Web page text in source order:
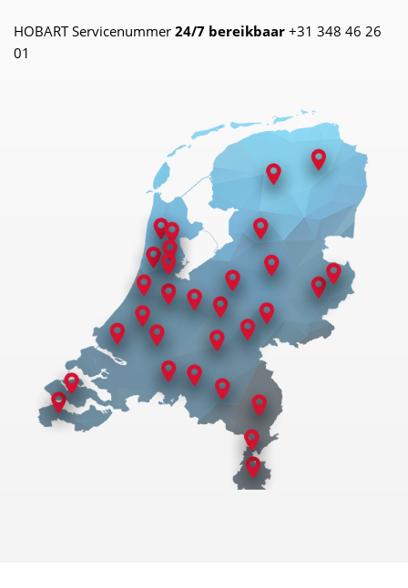
HOBART Servicenummer 24/7 bereikbaar +31 348 46 26
01